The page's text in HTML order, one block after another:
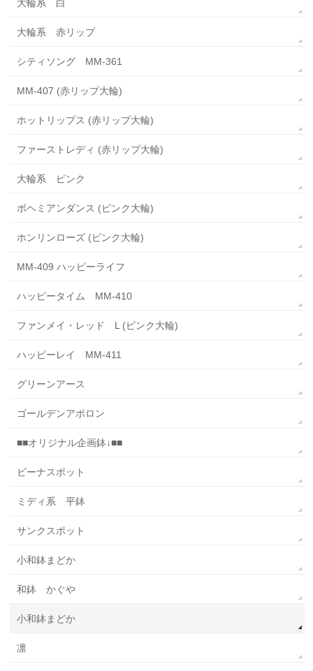
大輪系 白
大輪系 赤リップ
シティソング MM-361
MM-407 (赤リップ大輪)
ホットリップス (赤リップ大輪)
ファーストレディ (赤リップ大輪)
大輪系 ピンク
ボヘミアンダンス (ピンク大輪)
ホンリンローズ (ピンク大輪)
MM-409 ハッピーライフ
ハッピータイム MM-410
ファンメイ・レッド L (ピンク大輪)
ハッピーレイ MM-411
グリーンアース
ゴールデンアポロン
■■オリジナル企画鉢↓■■
ビーナスポット
ミディ系 平鉢
サンクスポット
小和鉢まどか
和鉢 かぐや
小和鉢まどか
凛